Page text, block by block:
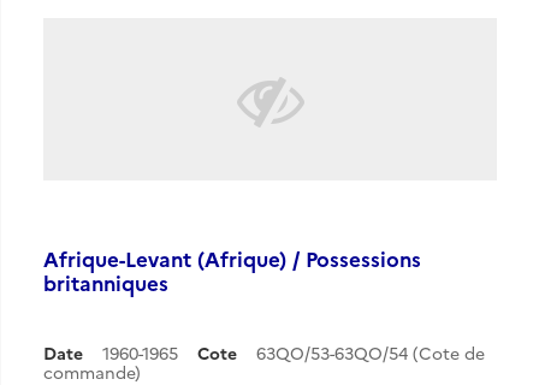
Afrique-Levant (Afrique) / Possessions
britanniques
Date 1960-1965 Cote
63QO/53-63QO/54 (Cote de
commande)